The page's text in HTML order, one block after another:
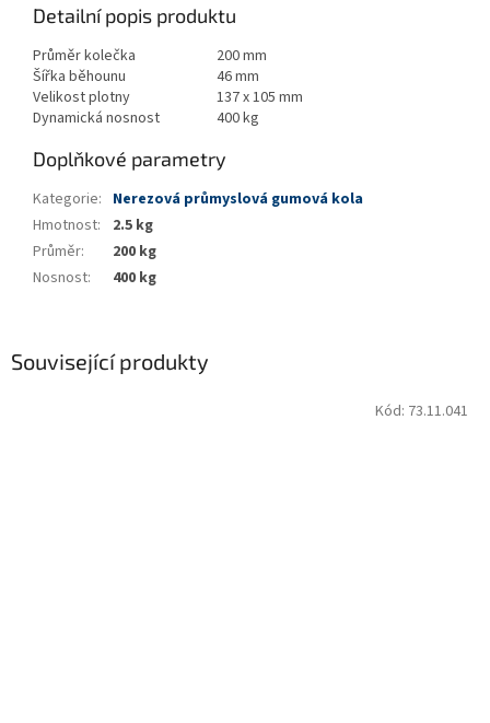
Související produkty
Kód: 73.11.041
Detailní popis produktu
Průměr kolečka
200 mm
Šířka běhounu
46 mm
Velikost plotny
137 x 105 mm
Dynamická nosnost
400 kg
Doplňkové parametry
Kategorie: Nerezová průmyslová gumová kola
Hmotnost:
2.5 kg
Průměr:
200 kg
Nosnost: 400 kg